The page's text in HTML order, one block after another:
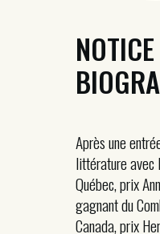
NOTICE
Après une
littérature avec
Québec, prix
gagnant du
Canada, prix